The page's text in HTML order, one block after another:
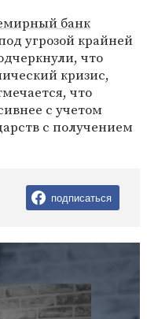
банк
угрозой крайней
что
кризис,
что
с учетом
с получением
подписаться